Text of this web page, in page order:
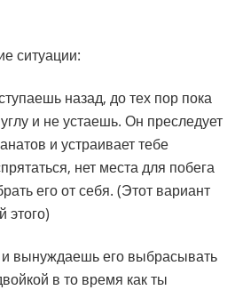
ситуации:
назад, до тех пор пока
и не устаешь. Он преследует
и устраивает тебе
нет места для побега
его от себя. (Этот вариант
этого)
вынуждаешь его выбрасывать
в то время как ты